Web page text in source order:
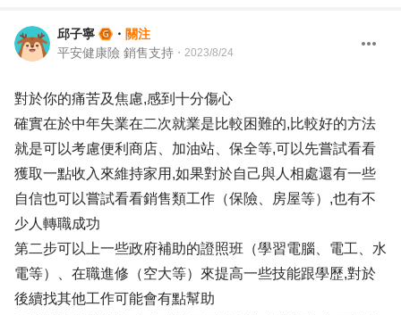
邱子寧 ・ 關注
平安健康險 銷售支持 ・ 2023/8/24
對於你的痛苦及焦慮,感到十分傷心
確實在於中年失業在二次就業是比較困難的,比較好的方法
就是可以考慮便利商店、加油站、保全等,可以先嘗試看看
獲取一點收入來維持家用,如果對於自己與人相處還有一些
自信也可以嘗試看看銷售類工作（保險、房屋等）,也有不
少人轉職成功
第二步可以上一些政府補助的證照班（學習電腦、電工、水
電等）、在職進修（空大等）來提高一些技能跟學歷,對於
後續找其他工作可能會有點幫助